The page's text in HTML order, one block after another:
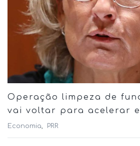
Operação limpeza de
vai voltar para acelerar
Economia PRR